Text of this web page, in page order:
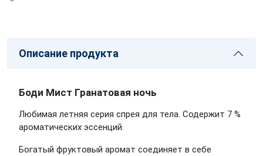
Описание продукта
Боди Мист Гранатовая ночь
Любимая летняя серия спрея для тела. Содержит 7 %
ароматических эссенций.
Богатый фруктовый аромат соединяет в себе